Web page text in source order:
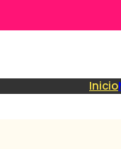
Inicio